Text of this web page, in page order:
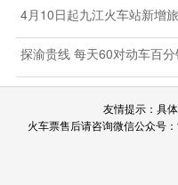
4月10日起九江火车站新增
探渝贵线 每天60对动车百
友情提示：具
火车票售后请咨询微信公众号